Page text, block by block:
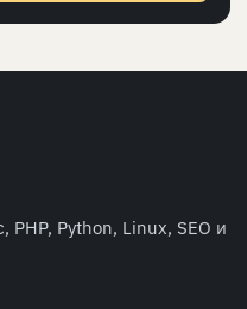
PHP, Python, Linux, SEO и